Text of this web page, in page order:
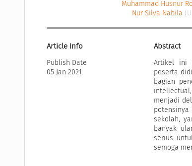
Muhammad Husnur
Nur Silva Nabila
Article Info
Publish Date
05 Jan 2021
Abstract
Artikel ini
peserta
bagian
menjadi
sekolah,
banyak
serius
semoga